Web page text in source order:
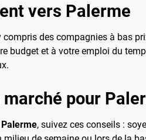
vers Palerme
des compagnies à bas
budget et à votre emploi du
pour
, suivez ces conseils :